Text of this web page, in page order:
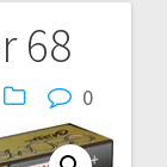
68
0